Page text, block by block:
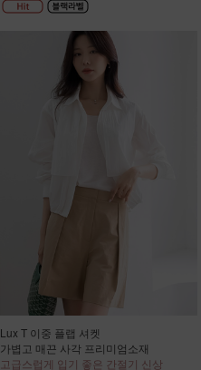
Lux T 이중 플랩 셔켓
가볍고 매끈 사각 프리미엄소재
고급스럽게 입기 좋은 간절기 신상